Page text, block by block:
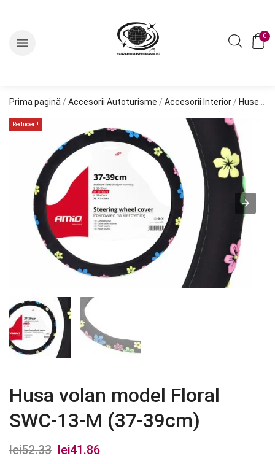
0
Prima pagină / Accesorii Autoturisme / Accesorii Interior / Huse Volan
Reduceri!
Husa volan model Floral
SWC-13-M (37-39cm)
lei52.33
Prețul
lei41.86